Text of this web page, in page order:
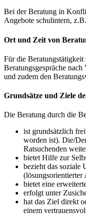
Bei der Beratung in
Angebote schulintern,
Ort und Zeit von
Für die Beratungstätigkeit
Beratungsgespräche
und zudem den
Grundsätze und Ziele
Die Beratung durch die
ist grundsätzlich
worden ist). Die/
Ratsuchenden
bietet Hilfe zur
bezieht das soziale
(lösungsorientierter
bietet eine
erfolgt unter
hat das Ziel direkt
einem